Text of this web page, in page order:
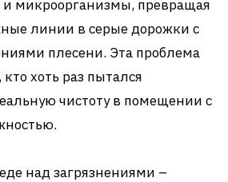
микроорганизмы, превращая
линии в серые дорожки с
плесени. Эта проблема
хоть раз пытался
чистоту в помещении с
над загрязнениями –